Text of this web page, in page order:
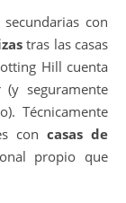
con
tras las casas
Hill cuenta
seguramente
Técnicamente
con casas de
propio que